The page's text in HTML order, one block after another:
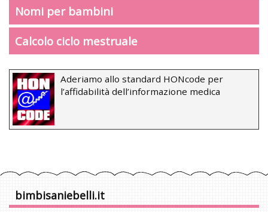
Nomi per bambini
Calcolo ciclo mestruale
Aderiamo allo standard HONcode per
l’affidabilità dell’informazione medica
bimbisaniebelli.it